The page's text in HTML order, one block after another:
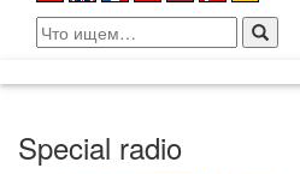
Search
for:
Special radio